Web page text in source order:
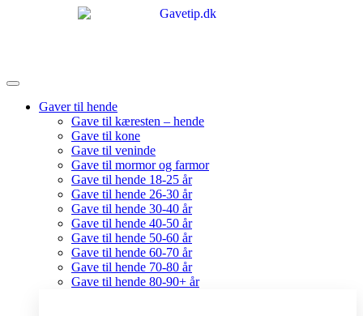
Gaver til hende
Gave til kæresten – hende
Gave til kone
Gave til veninde
Gave til mormor og farmor
Gave til hende 18-25 år
Gave til hende 26-30 år
Gave til hende 30-40 år
Gave til hende 40-50 år
Gave til hende 50-60 år
Gave til hende 60-70 år
Gave til hende 70-80 år
Gave til hende 80-90+ år